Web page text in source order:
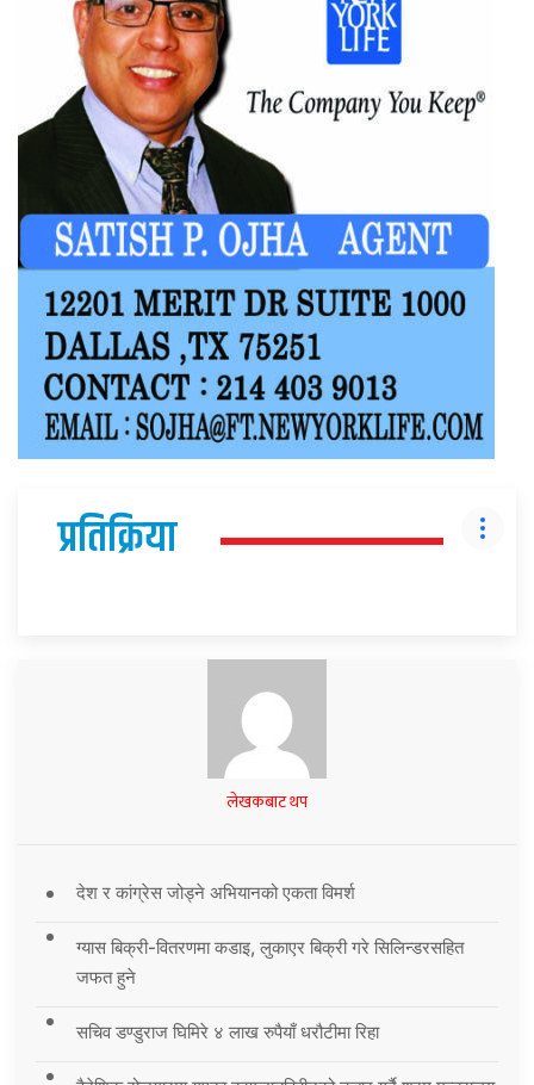
प्रतिक्रिया
लेखकबाट थप
देश र कांग्रेस जोड्ने अभियानको एकता विमर्श
ग्यास बिक्री-वितरणमा कडाइ, लुकाएर बिक्री गरे सिलिन्डरसहित
जफत हुने
सचिव डण्डुराज घिमिरे ४ लाख रुपैयाँ धरौटीमा रिहा